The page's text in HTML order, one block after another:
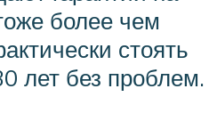
более чем
стоять
лет без проблем.